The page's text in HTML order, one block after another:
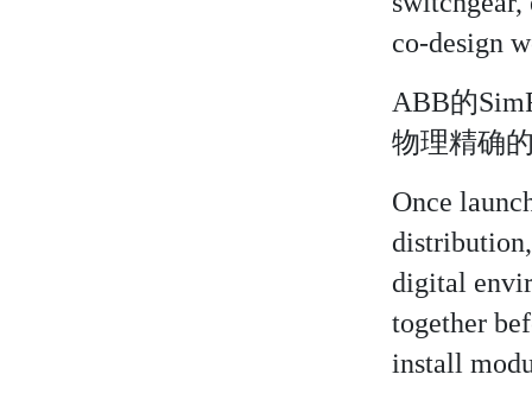
co-design
ABB的
物理精确
Once
digital
together
install